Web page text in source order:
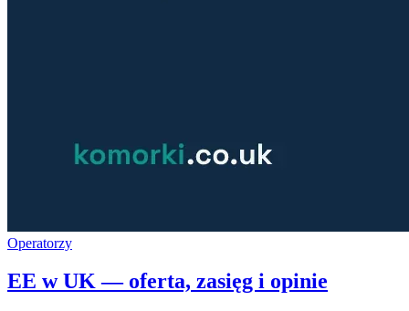
Operatorzy
EE w UK — oferta, zasięg i opinie